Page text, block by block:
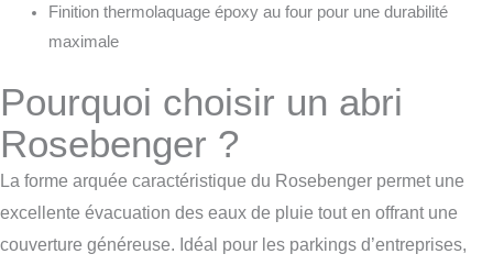
Finition thermolaquage époxy au four pour une durabilité
maximale
Pourquoi choisir un abri
Rosebenger ?
La forme arquée caractéristique du Rosebenger permet une
excellente évacuation des eaux de pluie tout en offrant une
couverture généreuse. Idéal pour les parkings d’entreprises,